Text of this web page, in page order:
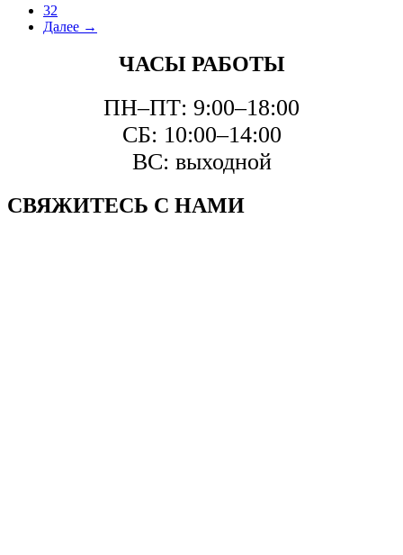
32
Далее →
ЧАСЫ РАБОТЫ
ПН–ПТ: 9:00–18:00
СБ: 10:00–14:00
ВС: выходной
СВЯЖИТЕСЬ С НАМИ